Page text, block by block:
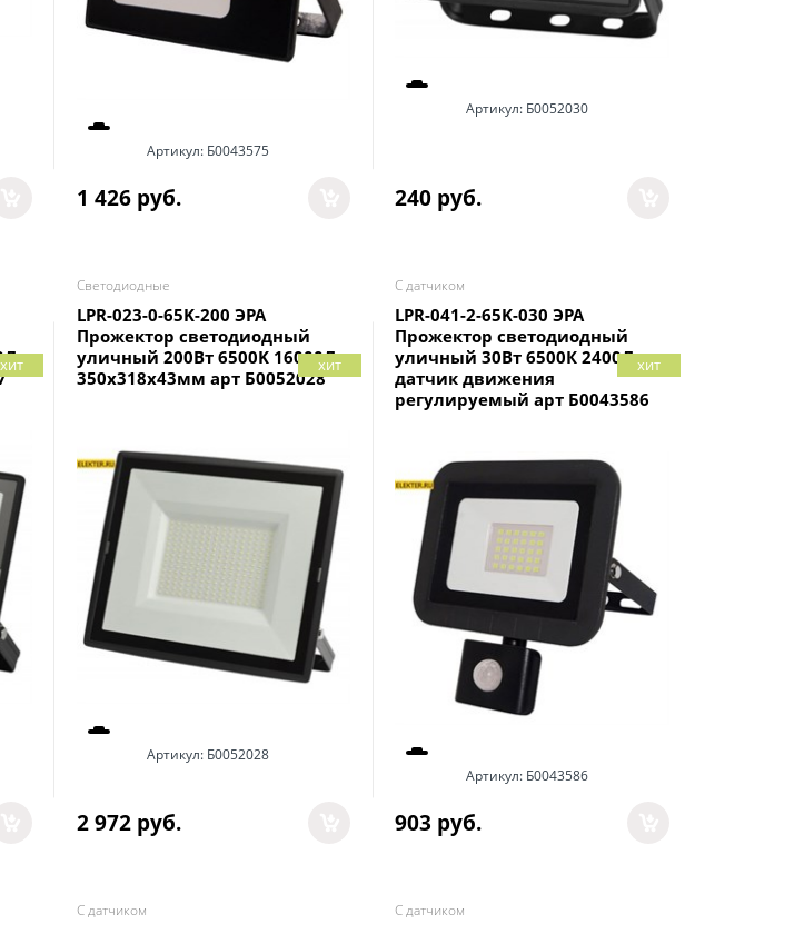
Артикул: Б0043575
1 426 руб.
Артикул: Б0052030
240 руб.
хит
Светодиодные
LPR-023-0-65K-200 ЭРА
Прожектор светодиодный
уличный 200Вт 6500K 16000Лм
350x318x43мм арт Б0052028
Артикул: Б0052028
хит
2 972 руб.
С датчиком
LPR-041-2-65K-030 ЭРА
Прожектор светодиодный
уличный 30Вт 6500К 2400Лм
датчик движения
регулируемый арт Б0043586
Артикул: Б0043586
хит
903 руб.
С датчиком С датчиком